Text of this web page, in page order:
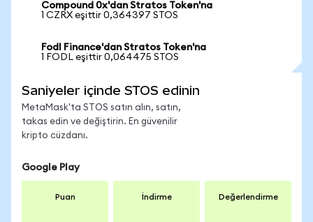
Compound 0x'dan Stratos Token'na
1 CZRX eşittir 0,364397 STOS
Fodl Finance'dan Stratos Token'na
1 FODL eşittir 0,064475 STOS
Saniyeler içinde STOS edinin
MetaMask'ta STOS satın alın, satın,
takas edin ve değiştirin. En güvenilir
kripto cüzdanı.
Google Play
Puan İndirme Değerlendirme